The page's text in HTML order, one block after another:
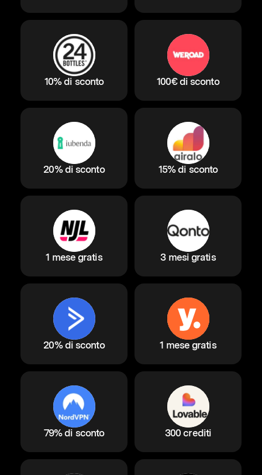
10% di sconto 100€ di sconto
20% di sconto 15% di sconto
1 mese gratis 3 mesi gratis
20% di sconto 1 mese gratis
79% di sconto 300 crediti